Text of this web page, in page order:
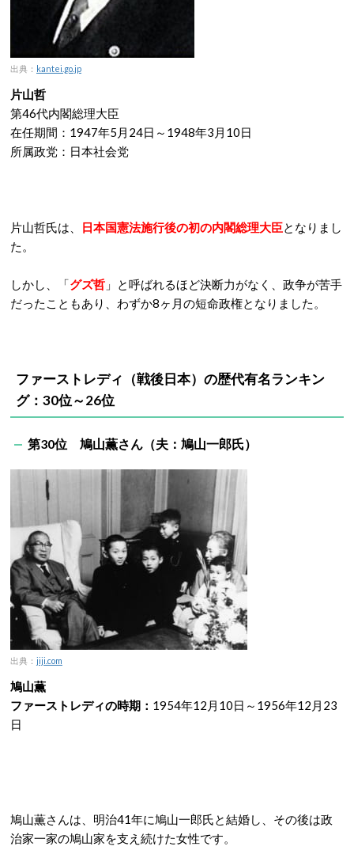
出典： kantei.go.jp
片山哲
第46代内閣総理大臣
在任期間：1947年5月24日～1948年3月10日
所属政党：日本社会党
片山哲氏は、 日本国憲法施行後の初の内閣総理大臣となりまし
た。
しかし、「グズ哲 」と呼ばれるほど決断力がなく、政争が苦手
だったこともあり、わずか8ヶ月の短命政権となりました。
ファーストレディ（戦後日本）の歴代有名ランキン
グ：30位～26位
第30位 鳩山薫さん（夫：鳩山一郎氏）
出典： jiji.com
鳩山薫
ファーストレディの時期： 1954年12月10日～1956年12月23
日
鳩山薫さんは、明治41年に鳩山一郎氏と結婚し、その後は政
治家一家の鳩山家を支え続けた女性です。